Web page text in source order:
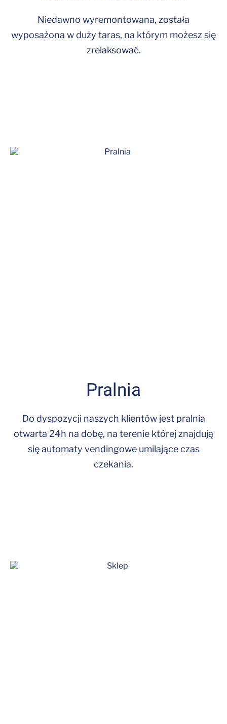
Niedawno wyremontowana, została
wyposażona w duży taras, na którym możesz się
zrelaksować.
Pralnia
Do dyspozycji naszych klientów jest pralnia
otwarta 24h na dobę, na terenie której znajdują
się automaty vendingowe umilające czas
czekania.